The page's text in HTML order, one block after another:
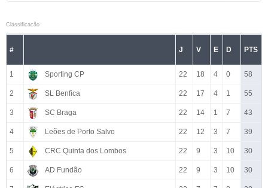
Classificacão
# J V E D PTS
1 Sporting CP 22 18 4 0 58
2 SL Benfica 22 17 4 1 55
3 SC Braga 22 14 1 7 43
4 Leões de Porto Salvo 22 12 3 7 39
5 CRC Quinta dos Lombos 22 9 3 10 30
6 AD Fundão 22 9 3 10 30